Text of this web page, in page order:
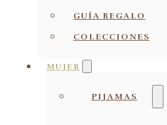
GUÍA REGALO
COLECCIONES
MUJER
PIJAMAS